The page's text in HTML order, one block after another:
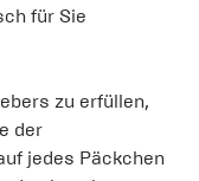
für Sie
zu erfüllen,
der
jedes Päckchen